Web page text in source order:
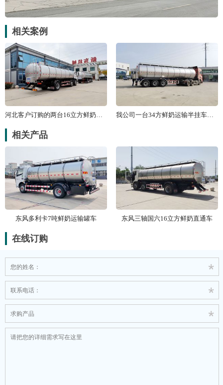
相关案例
我公司一台34方鲜奶运输半挂车发往
相关产品
东风多利卡7吨鲜奶运输罐车 东风三轴国六16立方鲜奶直通车
在线订购